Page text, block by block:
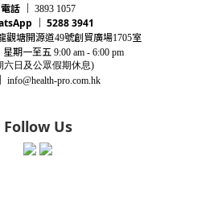
電話 3893 1057
｜ 5288 3941
觀塘開源道49號創貿廣場1705室
星期一至五 9:00 am - 6:00 pm
六日及公眾假期休息)
info@health-pro.com.hk
Follow Us